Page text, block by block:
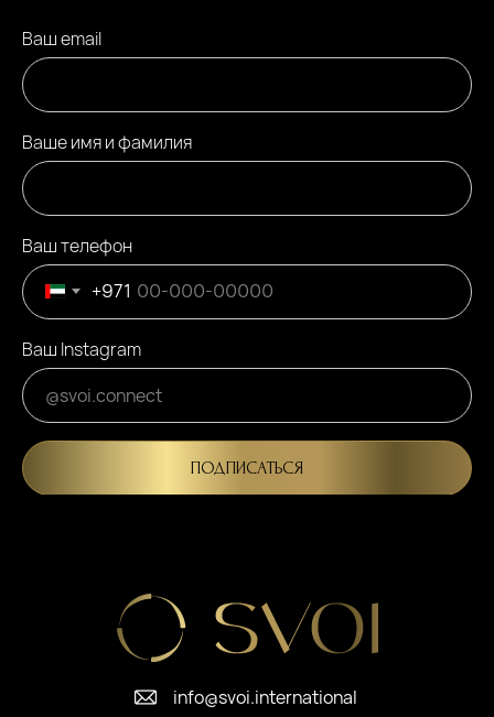
Ваш email
Ваше имя и фамилия
Ваш телефон
+971
Ваш Instagram
ПОДПИСАТЬСЯ
info@svoi.international